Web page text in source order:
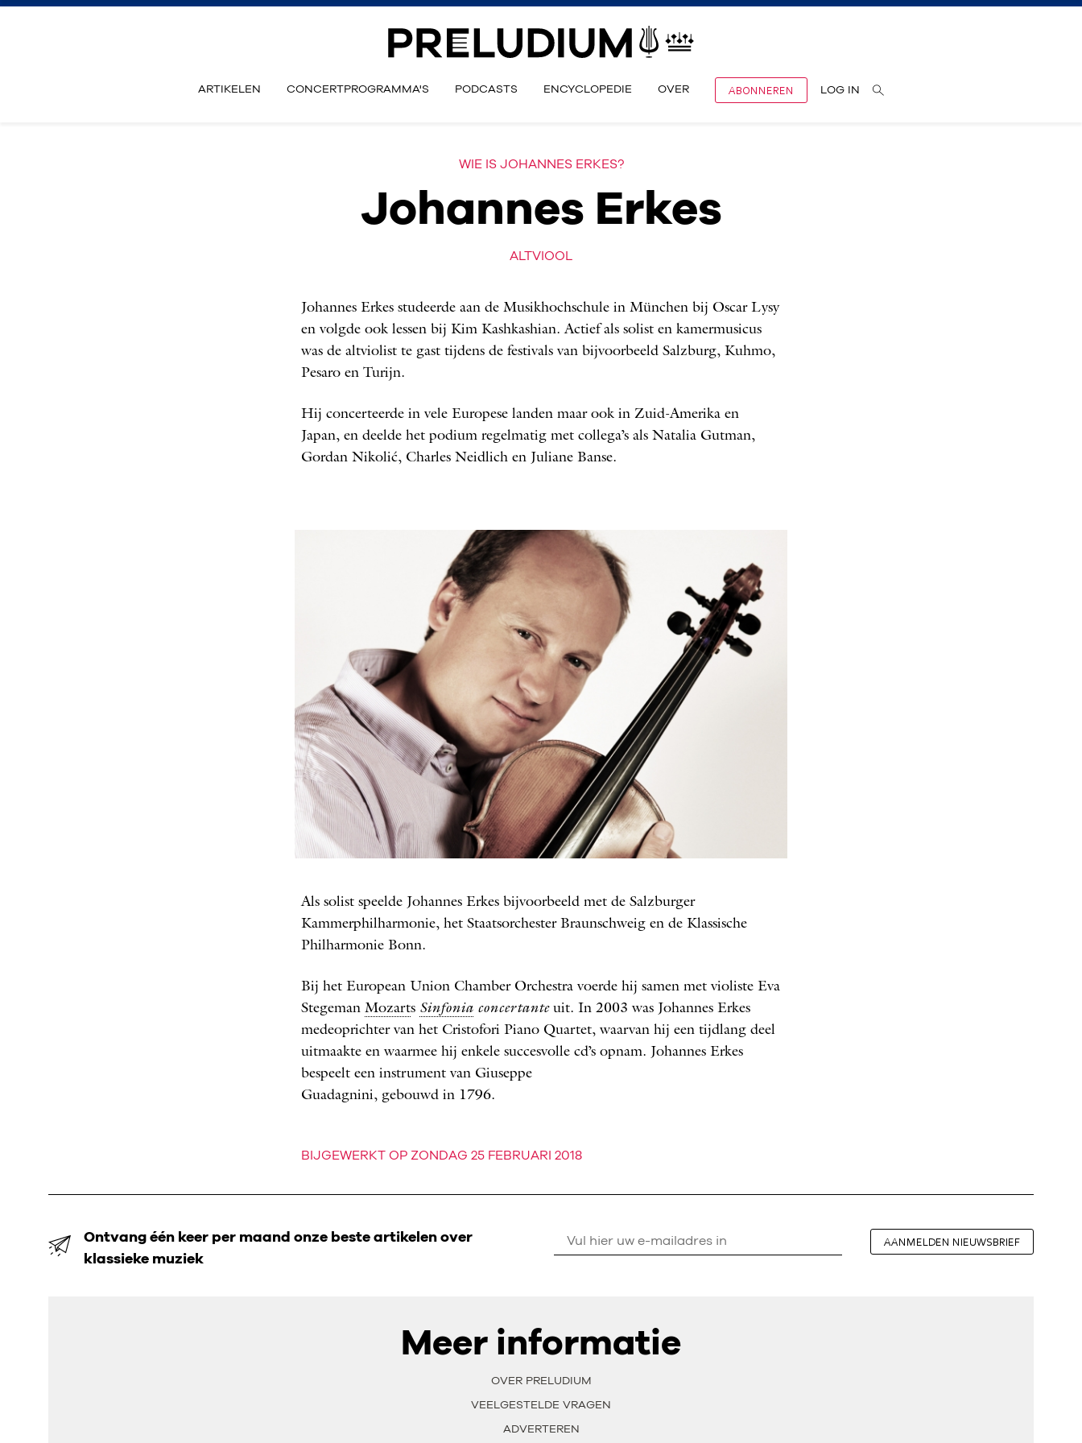
ARTIKELEN CONCERTPROGRAMMA'S PODCASTS ENCYCLOPEDIE OVER ABONNEREN LOG IN
WIE IS JOHANNES ERKES?
Johannes Erkes
ALTVIOOL
Johannes Erkes studeerde aan de Musikhochschule in München bij Oscar Lysy
en volgde ook lessen bij Kim Kashkashian. Actief als solist en kamermusicus
was de altviolist te gast ­tijdens de festivals van bijvoorbeeld Salzburg, Kuhmo,
Pesaro en ­Turijn.
Hij concerteerde in vele Europese landen maar ook in Zuid-Amerika en
Japan, en deelde het podium regelmatig met collega’s als Na­talia ­Gutman,
Gordan Nikolić, Charles Neidlich en Juliane Banse.
FOTO: CHRISTEL MEIER ERKES
Als solist speelde Johannes Erkes bijvoorbeeld met de Salzburger
Kammerphilhar­monie, het Staatsorchester Braunschweig en de Klassische
Philharmonie Bonn.
Bij het European ­Union Chamber Orchestra voerde hij samen met ­violiste Eva
Stegeman Mozarts Sinfonia concertanteuit. In 2003 was Johannes Erkes
mede­oprichter van het Cristofori Piano Quartet, waarvan hij een tijdlang deel
uitmaakte en waarmee hij enkele succesvolle cd’s opnam. Johannes Erkes
bespeelt een instrument van Giuseppe
Guadagnini, gebouwd in 1796.
BIJGEWERKT OP ZONDAG 25 FEBRUARI 2018
Ontvang één keer per maand onze beste artikelen over
klassieke muziek
AANMELDEN NIEUWSBRIEF
Meer informatie
OVER PRELUDIUM
VEELGESTELDE VRAGEN
ADVERTEREN